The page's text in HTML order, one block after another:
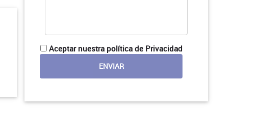
Aceptar nuestra política de Privacidad